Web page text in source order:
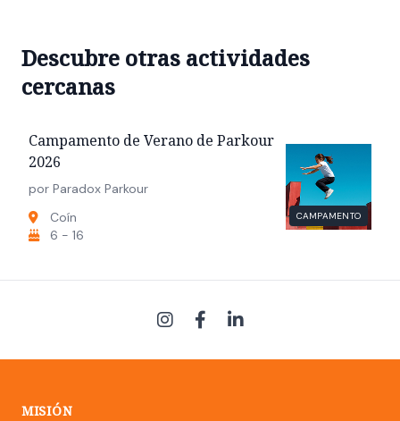
Descubre otras actividades
cercanas
CAMPAMENTO
Campamento de Verano de Parkour
2026
por Paradox Parkour
Coín
6 - 16
MISIÓN